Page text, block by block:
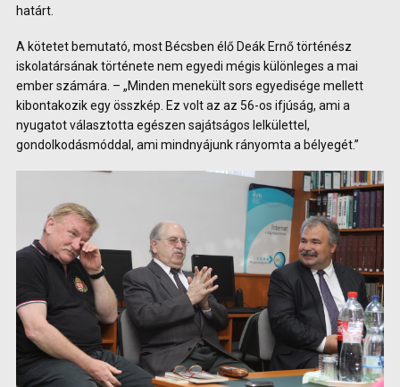
határt.
A kötetet bemutató, most Bécsben élő Deák Ernő történész
iskolatársának története nem egyedi mégis különleges a mai
ember számára. – „Minden menekült sors egyedisége mellett
kibontakozik egy összkép. Ez volt az az 56-os ifjúság, ami a
nyugatot választotta egészen sajátságos lelkülettel,
gondolkodásmóddal, ami mindnyájunk rányomta a bélyegét.”